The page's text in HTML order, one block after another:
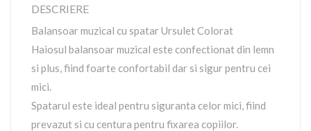
DESCRIERE
Balansoar muzical cu spatar Ursulet Colorat
Haiosul balansoar muzical este confectionat din lemn
si plus, fiind foarte confortabil dar si sigur pentru cei
mici.
Spatarul este ideal pentru siguranta celor mici, fiind
prevazut si cu centura pentru fixarea copiilor.